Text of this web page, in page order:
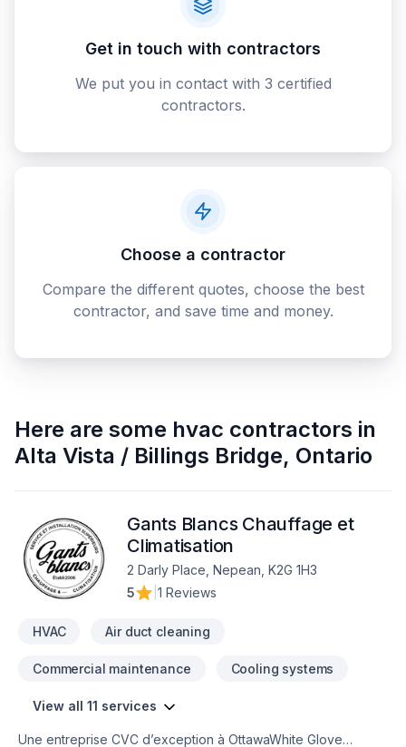
Get in touch with contractors
We put you in contact with 3 certified
contractors.
Choose a contractor
Compare the different quotes, choose the best
contractor, and save time and money.
Here are some hvac contractors in
Alta Vista / Billings Bridge, Ontario
Gants Blancs Chauffage et
Climatisation
2 Darly Place, Nepean, K2G 1H3
5
1 Reviews
HVAC Air duct cleaning
Commercial maintenance Cooling systems
View all 11 services
Une entreprise CVC d’exception à OttawaWhite Glove